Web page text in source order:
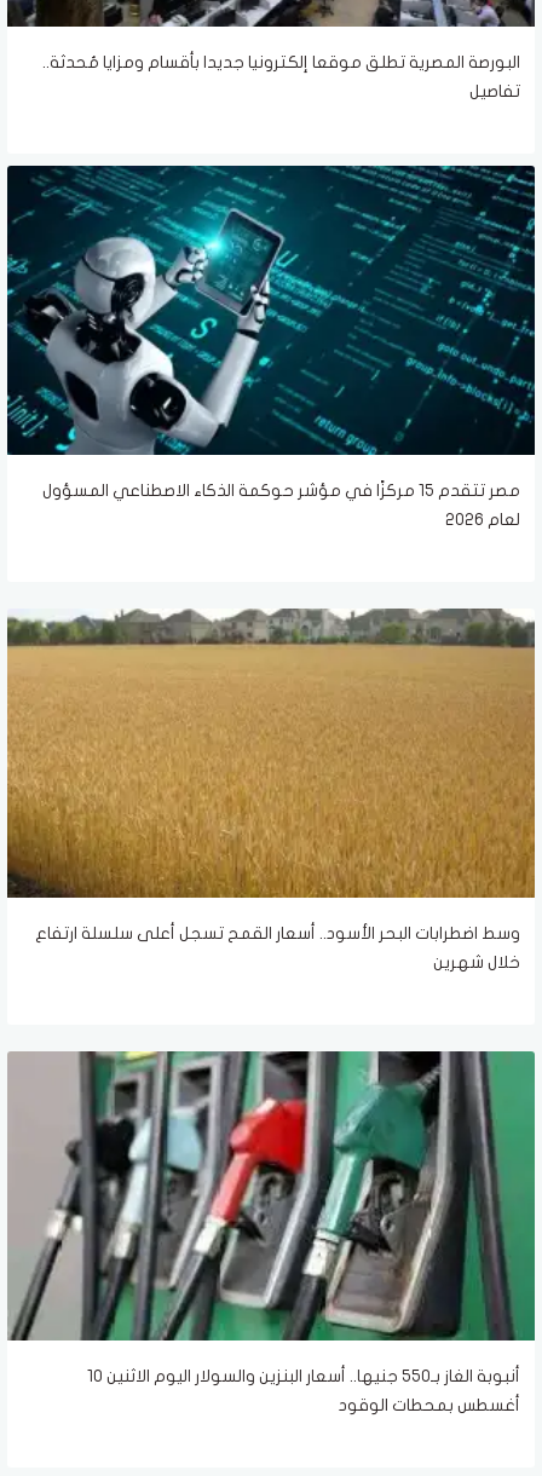
البورصة المصرية تطلق موقعا إلكترونيا جديدا بأقسام ومزايا مُحدثة..
تفاصيل
مصر تتقدم 15 مركزًا في مؤشر حوكمة الذكاء الاصطناعي المسؤول
لعام 2026
وسط اضطرابات البحر الأسود.. أسعار القمح تسجل أعلى سلسلة ارتفاع
خلال شهرين
أنبوبة الغاز بـ550 جنيها.. أسعار البنزين والسولار اليوم الاثنين 10
أغسطس بمحطات الوقود